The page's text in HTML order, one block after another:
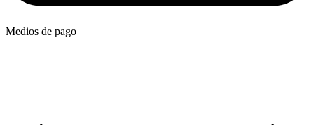
Medios de pago